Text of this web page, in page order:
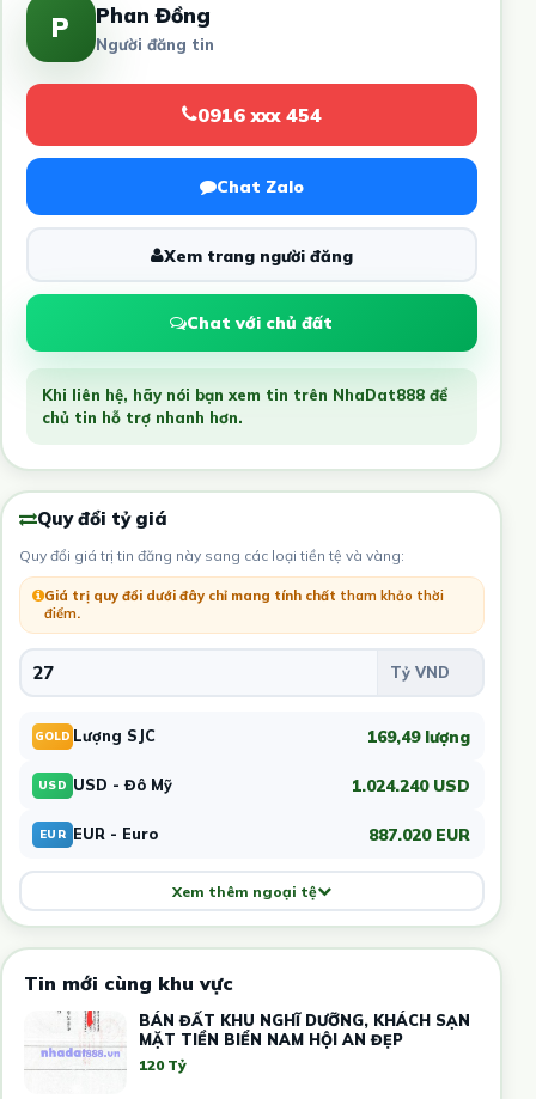
P Phan Đồng
Người đăng tin
0916 xxx 454
Chat Zalo
Xem trang người đăng
Chat với chủ đất
Khi liên hệ, hãy nói bạn xem tin trên NhaDat888 để
chủ tin hỗ trợ nhanh hơn.
Quy đổi tỷ giá
Quy đổi giá trị tin đăng này sang các loại tiền tệ và vàng:
Giá trị quy đổi dưới đây chỉ mang tính chất tham khảo thời
điểm.
GOLD Lượng SJC 169,49 lượng
USD USD - Đô Mỹ 1.024.240 USD
EUR EUR - Euro 887.020 EUR
Xem thêm ngoại tệ
Tin mới cùng khu vực
BÁN ĐẤT KHU NGHĨ DƯỠNG, KHÁCH SẠN
MẶT TIỀN BIỂN NAM HỘI AN ĐẸP
120 Tỷ